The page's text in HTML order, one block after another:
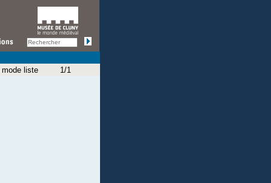
1/1
mode liste